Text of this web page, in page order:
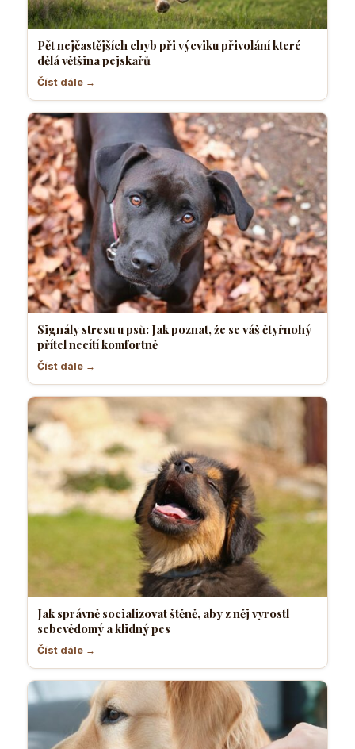
Pět nejčastějších chyb při výcviku přivolání které
dělá většina pejskařů
Číst dále →
Signály stresu u psů: Jak poznat, že se váš čtyřnohý
přítel necítí komfortně
Číst dále →
Jak správně socializovat štěně, aby z něj vyrostl
sebevědomý a klidný pes
Číst dále →